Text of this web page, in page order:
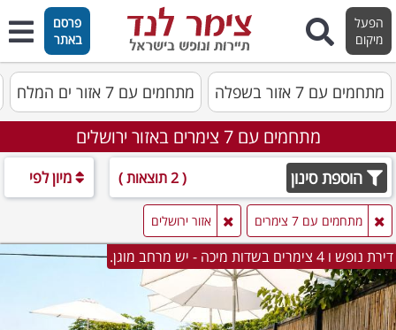
הפעל
מיקום
פרסם
באתר
מתחמים עם 7 אזור בשפלה מתחמים עם 7 אזור ים המלח
מתחמים עם 7 צימרים באזור ירושלים
הוספת סינון ( 2 תוצאות ) מיון לפי
מתחמים עם 7 צימרים אזור ירושלים
דירת נופש ו 4 צימרים בשדות מיכה - יש מרחב מוגן.